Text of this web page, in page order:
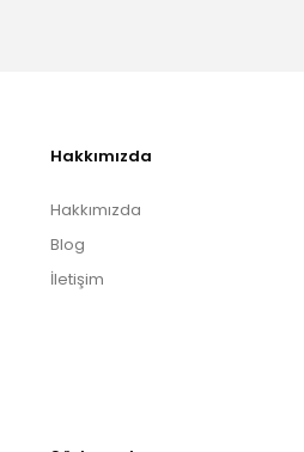
Hakkımızda
Hakkımızda
Blog
İletişim